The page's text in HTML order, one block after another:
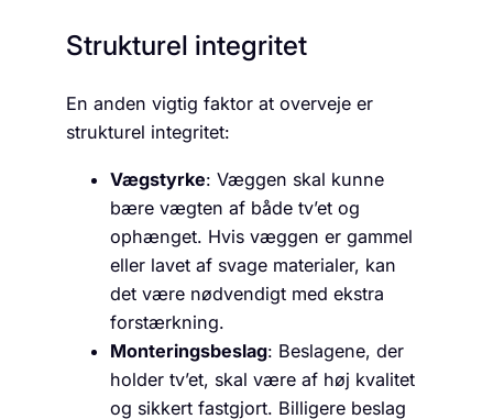
Strukturel integritet
En anden vigtig faktor at overveje er
strukturel integritet:
Vægstyrke: Væggen skal kunne
bære vægten af både tv’et og
ophænget. Hvis væggen er gammel
eller lavet af svage materialer, kan
det være nødvendigt med ekstra
forstærkning.
Monteringsbeslag: Beslagene, der
holder tv’et, skal være af høj kvalitet
og sikkert fastgjort. Billigere beslag